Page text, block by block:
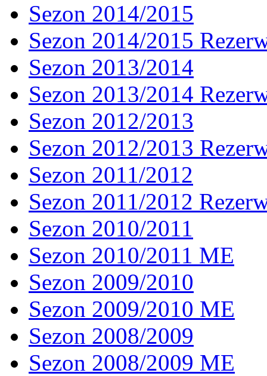
Sezon 2014/2015
Sezon 2014/2015
Sezon 2013/2014
Sezon 2013/2014
Sezon 2012/2013
Sezon 2012/2013
Sezon 2011/2012
Sezon 2011/2012
Sezon 2010/2011
Sezon 2010/2011 ME
Sezon 2009/2010
Sezon 2009/2010 ME
Sezon 2008/2009
Sezon 2008/2009 ME